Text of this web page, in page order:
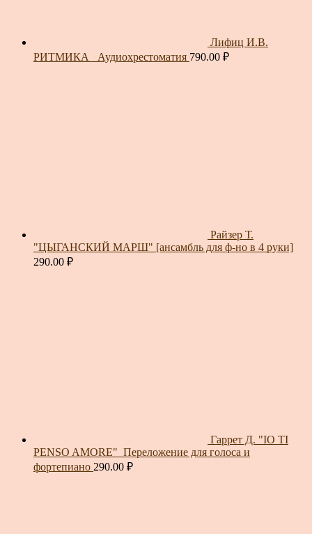
Лифиц И.В.
РИТМИКА_ Аудиохрестоматия 790.00 ₽
Райзер Т.
"ЦЫГАНСКИЙ МАРШ" [ансамбль для ф-но в 4 руки]
290.00 ₽
Гаррет Д. "IO TI
PENSO AMORE"_Переложение для голоса и
фортепиано 290.00 ₽